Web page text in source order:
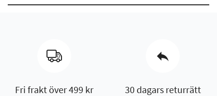
Fri frakt över 499 kr 30 dagars returrätt